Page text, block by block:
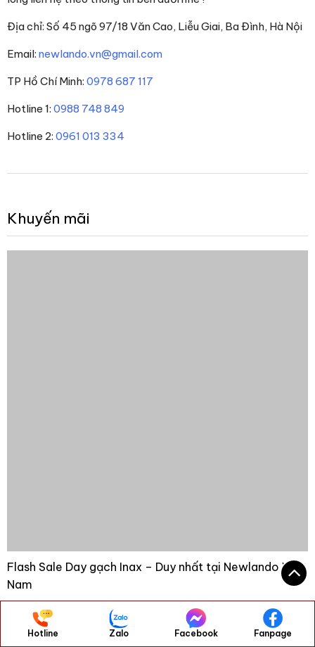
Địa chỉ: Số 45 ngõ 97/18 Văn Cao, Liễu Giai, Ba Đình, Hà Nội
Email: newlando.vn@gmail.com
TP Hồ Chí Minh: 0978 687 117
Hotline 1: 0988 748 849
Hotline 2: 0961 013 334
Khuyến mãi
Flash Sale Day gạch Inax – Duy nhất tại Newlando Việt
Nam
Các sản phẩm
Hotline Zalo Facebook Fanpage